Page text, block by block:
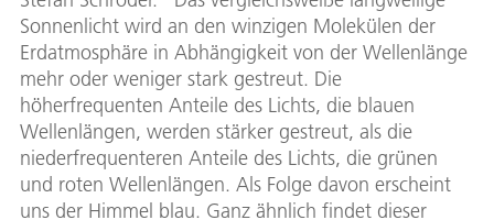
Sonnenlicht wird an den winzigen Molekülen der
Erdatmosphäre in Abhängigkeit von der Wellenlänge
mehr oder weniger stark gestreut. Die
höherfrequenten Anteile des Lichts, die blauen
Wellenlängen, werden stärker gestreut, als die
niederfrequenteren Anteile des Lichts, die grünen
und roten Wellenlängen. Als Folge davon erscheint
uns der Himmel blau. Ganz ähnlich findet dieser